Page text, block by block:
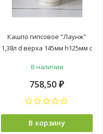
Кашпо гипсовое "Лаунж"
1,38л d верха 145мм h125мм с
("VipSet") *1/3
В наличии
758,50 ₽
В корзину